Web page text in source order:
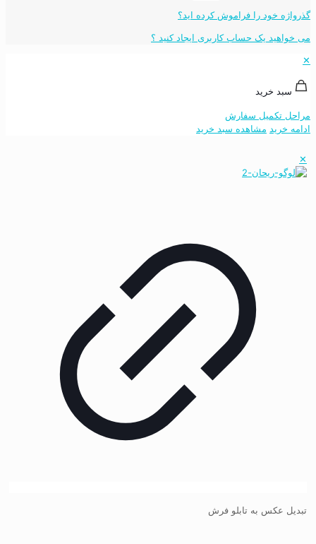
گذرواژه خود را فراموش کرده اید؟
می خواهید یک حساب کاربری ایجاد کنید ؟
✕
سبد خرید
مراحل تکمیل سفارش
ادامه خرید مشاهده سبد خرید
✕
تبدیل عکس به تابلو فرش